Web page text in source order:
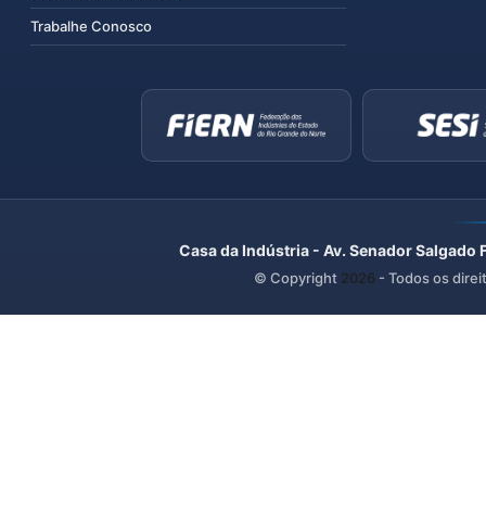
Trabalhe Conosco
Casa da Indústria - Av. Senador
© Copyright 2026 - Todos os